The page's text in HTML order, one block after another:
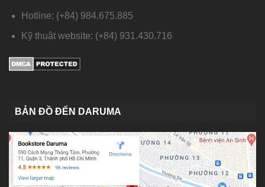
Hotline: (+84) 984.675.885
Kỹ thuật website: (+84) 931.430.716
BẢN ĐỒ ĐẾN DARUMA